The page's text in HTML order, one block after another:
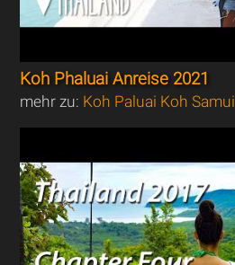
Koh Phaluai Anreise 2021
mehr zu: Koh Paluai Koh Samui